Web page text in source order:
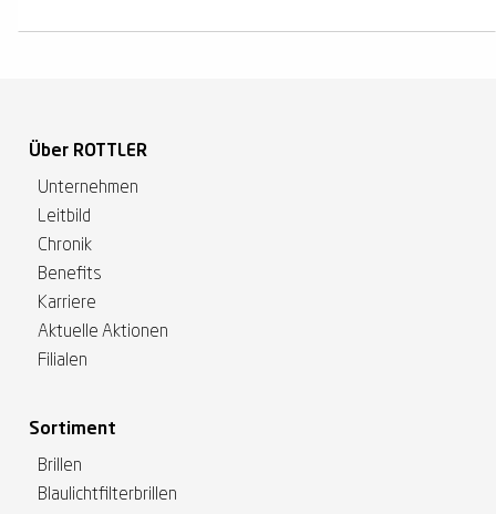
Über ROTTLER
Unternehmen
Leitbild
Chronik
Benefits
Karriere
Aktuelle Aktionen
Filialen
Sortiment
Brillen
Blaulichtfilterbrillen